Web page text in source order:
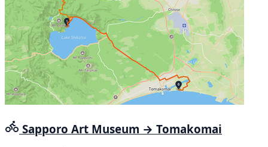
Sapporo Art Museum → Tomakomai